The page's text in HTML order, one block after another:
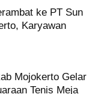
ke PT Sun
Karyawan
Mojokerto Gelar
Tenis Meja